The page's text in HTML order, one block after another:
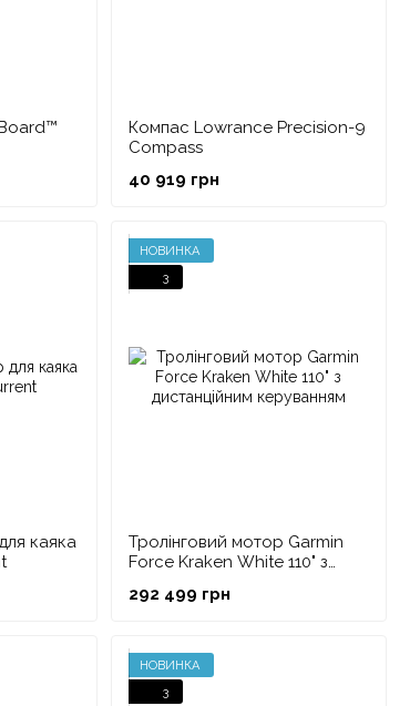
Компас Lowrance Precision-9
Compass
40 919 грн
каяка
НОВИНКА
3
Тролінговий мотор Garmin
Force Kraken White 110" з
292 499 грн
НОВИНКА
3